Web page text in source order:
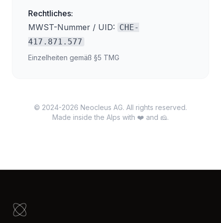
Rechtliches:
MWST-Nummer / UID: CHE-
417.871.577
Einzelheiten gemäß §5 TMG
© 2024-2026 Neocleus AG. All rights reserved.
Made inside the Alps with ❤️ and 🧀.